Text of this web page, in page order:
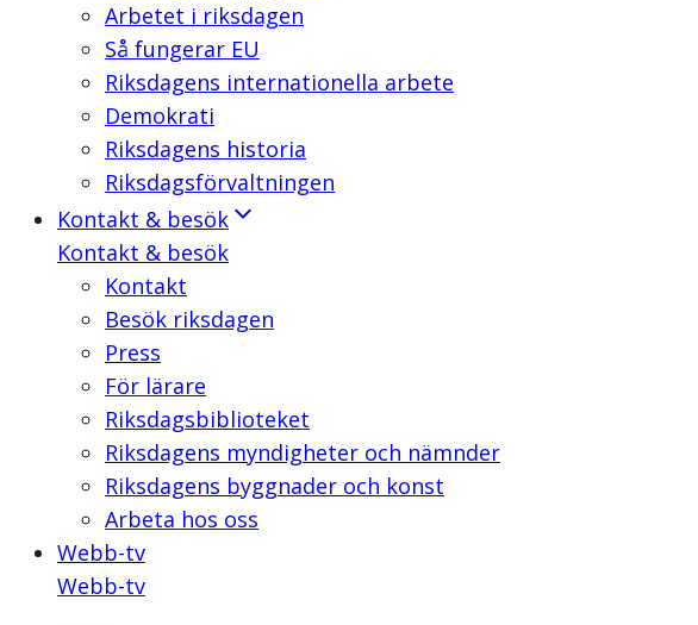
Arbetet i riksdagen
Så fungerar EU
Riksdagens internationella arbete
Demokrati
Riksdagens historia
Riksdagsförvaltningen
Kontakt & besök
Kontakt & besök
Kontakt
Besök riksdagen
Press
För lärare
Riksdagsbiblioteket
Riksdagens myndigheter och nämnder
Riksdagens byggnader och konst
Arbeta hos oss
Webb-tv
Webb-tv